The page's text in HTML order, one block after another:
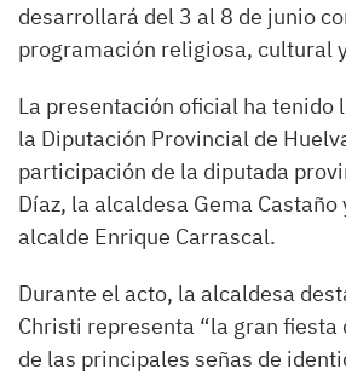
desarrollará del 3 al 8 de junio
programación religiosa, cultural
La presentación oficial ha tenido
la Diputación Provincial de
participación de la diputada
Díaz, la alcaldesa Gema
alcalde Enrique Carrascal.
Durante el acto, la alcaldesa
Christi representa “la gran fiesta
de las principales señas de